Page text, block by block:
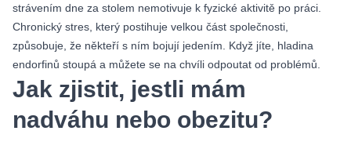
strávením dne za stolem nemotivuje k fyzické aktivitě po práci.
Chronický stres, který postihuje velkou část společnosti,
způsobuje, že někteří s ním bojují jedením. Když jíte, hladina
endorfinů stoupá a můžete se na chvíli odpoutat od problémů.
Jak zjistit, jestli mám
nadváhu nebo obezitu?